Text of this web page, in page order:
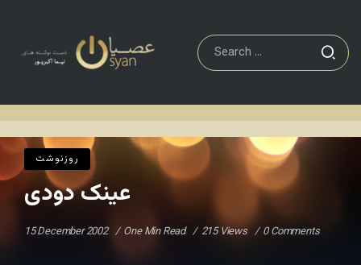
روزنوشت
عینک دودی
15 December 2002 One Min Read 215 Views 0 Comments